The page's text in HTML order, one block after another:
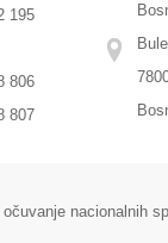
195
806
807
nacionalnih